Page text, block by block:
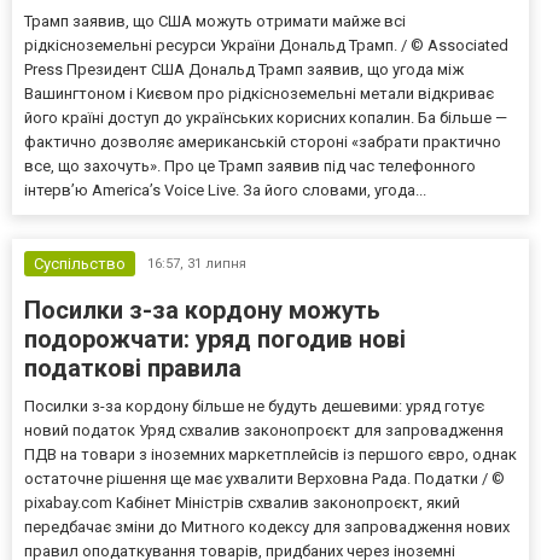
Трамп заявив, що США можуть отримати майже всі
рідкісноземельні ресурси України Дональд Трамп. / © Associated
Press Президент США Дональд Трамп заявив, що угода між
Вашингтоном і Києвом про рідкісноземельні метали відкриває
його країні доступ до українських корисних копалин. Ба більше —
фактично дозволяє американській стороні «забрати практично
все, що захочуть». Про це Трамп заявив під час телефонного
інтерв’ю America’s Voice Live. За його словами, угода...
Суспільство 16:57, 31 липня
Посилки з-за кордону можуть
подорожчати: уряд погодив нові
податкові правила
Посилки з-за кордону більше не будуть дешевими: уряд готує
новий податок Уряд схвалив законопроєкт для запровадження
ПДВ на товари з іноземних маркетплейсів із першого євро, однак
остаточне рішення ще має ухвалити Верховна Рада. Податки / ©
pixabay.com Кабінет Міністрів схвалив законопроєкт, який
передбачає зміни до Митного кодексу для запровадження нових
правил оподаткування товарів, придбаних через іноземні